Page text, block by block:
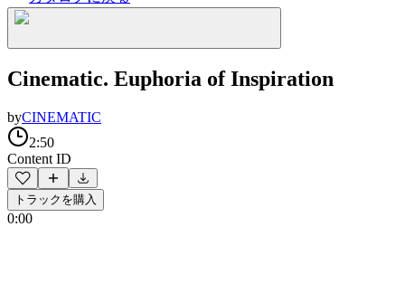
Cinematic. Euphoria of Inspiration
byCINEMATIC
2:50
Content ID
トラックを購入
0:00